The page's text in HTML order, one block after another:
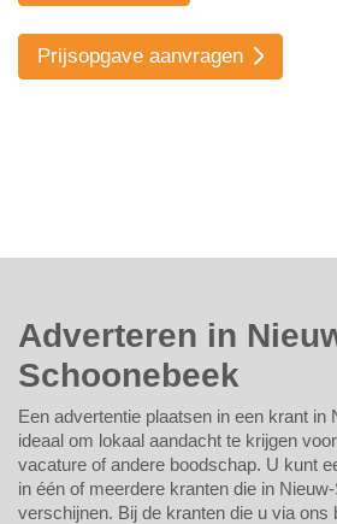
Prijsopgave aanvragen
Adverteren in
Schoonebeek
Een advertentie plaatsen in een krant in
ideaal om lokaal aandacht te krijgen
vacature of andere boodschap. U kunt
in één of meerdere kranten die in
verschijnen. Bij de kranten die u via ons